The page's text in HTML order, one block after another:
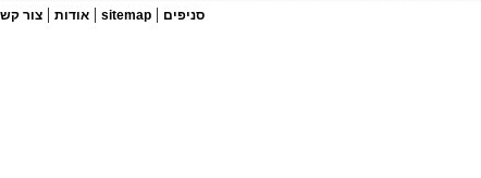
אודות | צור | sitemap | סניפים